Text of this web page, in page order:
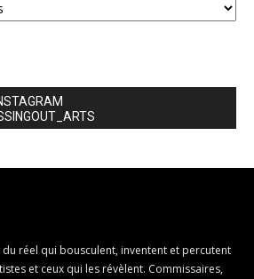
réel qui bousculent, inventent et percutent
et ceux qui les révèlent. Commissaires,